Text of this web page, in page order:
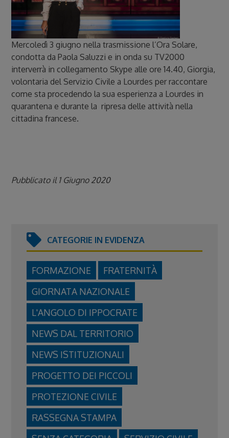
Mercoledì 3 giugno nella trasmissione l’Ora Solare,
condotta da Paola Saluzzi e in onda su TV2000
interverrà in collegamento Skype alle ore 14.40, Giorgia,
volontaria del Servizio Civile a Lourdes per raccontare
come sta procedendo la sua esperienza a Lourdes in
quarantena e durante la ripresa delle attività nella
cittadina francese.
Pubblicato il 1 Giugno 2020
CATEGORIE IN EVIDENZA
FORMAZIONE
FRATERNITÀ
GIORNATA NAZIONALE
L'ANGOLO DI IPPOCRATE
NEWS DAL TERRITORIO
NEWS ISTITUZIONALI
PROGETTO DEI PICCOLI
PROTEZIONE CIVILE
RASSEGNA STAMPA